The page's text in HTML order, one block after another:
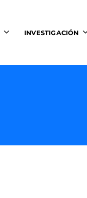
INVESTIGACIÓN